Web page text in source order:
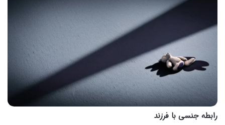
رابطه جنسی با فرزند